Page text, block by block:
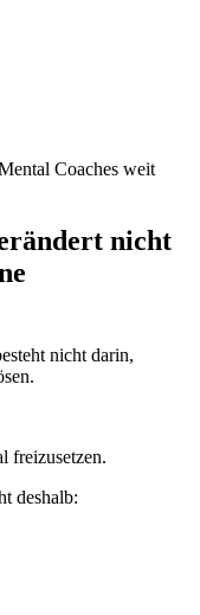
Coaches weit
nicht
nicht darin,
freizusetzen.
deshalb: